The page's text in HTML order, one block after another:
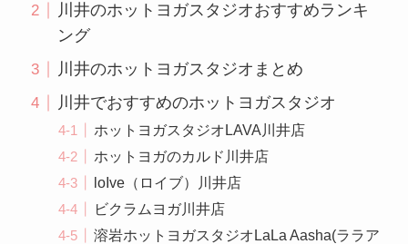
川井のホットヨガスタジオおすすめランキ
ング
川井のホットヨガスタジオまとめ
川井でおすすめのホットヨガスタジオ
ホットヨガスタジオLAVA川井店
ホットヨガのカルド川井店
loIve（ロイブ）川井店
ビクラムヨガ川井店
溶岩ホットヨガスタジオLaLa Aasha(ララア